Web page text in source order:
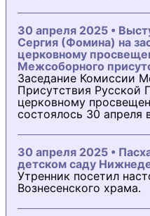
30 апреля 2025 •
Сергия (Фомина) на
церковному
Межсоборного
Заседание Комиссии
Присутствия Русской
церковному
состоялось 30 апреля
30 апреля 2025 •
детском саду
Утренник посетил
Вознесенского храма.